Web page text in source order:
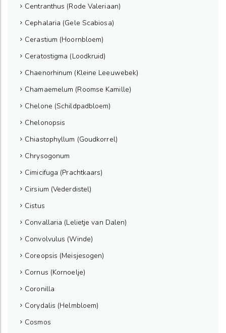
Centranthus (Rode Valeriaan)
Cephalaria (Gele Scabiosa)
Cerastium (Hoornbloem)
Ceratostigma (Loodkruid)
Chaenorhinum (Kleine Leeuwebek)
Chamaemelum (Roomse Kamille)
Chelone (Schildpadbloem)
Chelonopsis
Chiastophyllum (Goudkorrel)
Chrysogonum
Cimicifuga (Prachtkaars)
Cirsium (Vederdistel)
Cistus
Convallaria (Lelietje van Dalen)
Convolvulus (Winde)
Coreopsis (Meisjesogen)
Cornus (Kornoelje)
Coronilla
Corydalis (Helmbloem)
Cosmos